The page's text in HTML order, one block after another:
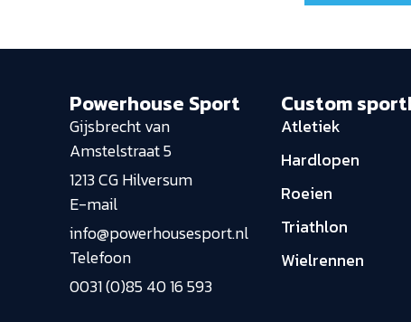
Powerhouse Sport
Gijsbrecht van
Amstelstraat 5
1213 CG Hilversum
E-mail
info@powerhousesport.nl
Telefoon
0031 (0)85 40 16 593
Custom
Atletiek
Hardlopen
Roeien
Triathlon
Wielrennen